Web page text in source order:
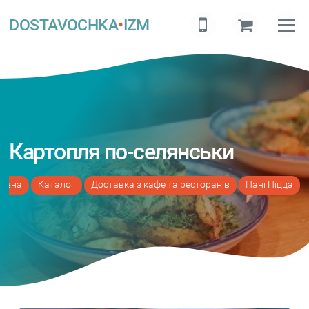
DOSTAVOCHKA•IZM
Картопля по-селянськи
Каталог Доставка з кафе та ресторанів Пані Піцца